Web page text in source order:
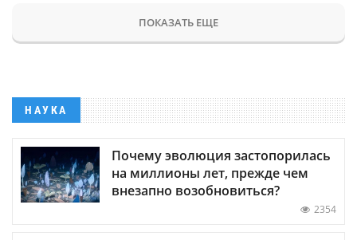
ПОКАЗАТЬ ЕЩЕ
НАУКА
Почему эволюция застопорилась
на миллионы лет, прежде чем
внезапно возобновиться?
2354